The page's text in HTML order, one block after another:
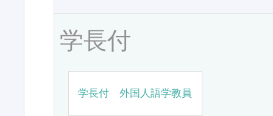
学長付
学長付 外国人語学教員